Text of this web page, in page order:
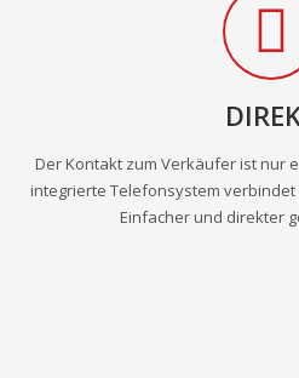
Der Kontakt zum Verkäufer ist nur
integrierte Telefonsystem
Einfacher und direkter